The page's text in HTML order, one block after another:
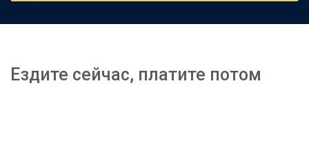
Ездите сейчас, платите потом